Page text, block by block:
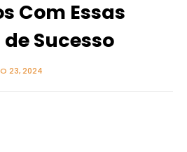
Com Essas
Sucesso
23, 2024